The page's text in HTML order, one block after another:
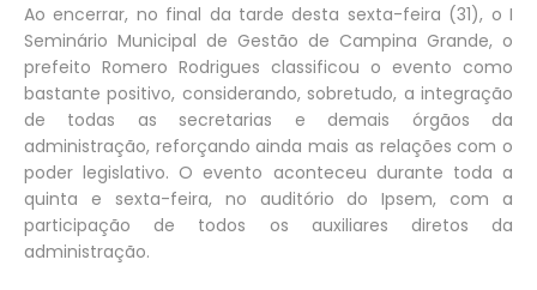
Ao encerrar, no final da tarde desta sexta-feira (31), o I
Seminário Municipal de Gestão de Campina Grande, o
prefeito Romero Rodrigues classificou o evento como
bastante positivo, considerando, sobretudo, a integração
de todas as secretarias e demais órgãos da
administração, reforçando ainda mais as relações com o
poder legislativo. O evento aconteceu durante toda a
quinta e sexta-feira, no auditório do Ipsem, com a
participação de todos os auxiliares diretos da
administração.